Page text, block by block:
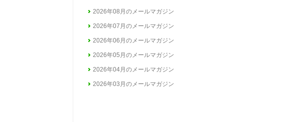
2026年08月のメールマガジン
2026年07月のメールマガジン
2026年06月のメールマガジン
2026年05月のメールマガジン
2026年04月のメールマガジン
2026年03月のメールマガジン